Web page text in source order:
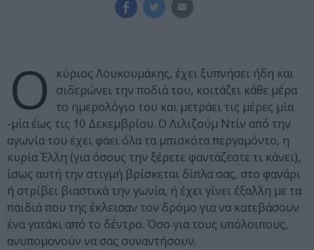
Ο
κύριος Λουκουμάκης, έχει ξυπνήσει ήδη και
σιδερώνει την ποδιά του, κοιτάζει κάθε μέρα
το ημερολόγιο του και μετράει τις μέρες μία
-μία έως τις 10 Δεκεμβρίου. Ο Λιλιζούμ Ντίν από την
αγωνία του έχει φάει όλα τα μπισκότα περγαμόντο, η
κυρία Έλλη (για όσους την ξέρετε φαντάζεστε τι κάνει),
ίσως αυτή την στιγμή βρίσκεται δίπλα σας, στο φανάρι
ή στρίβει βιαστικά την γωνία, ή έχει γίνει έξαλλη με τα
παιδιά που της έκλεισαν τον δρόμο για να κατεβάσουν
ένα γατάκι από το δέντρο. Όσο για τους υπόλοιπους,
ανυπομονούν να σας συναντήσουν.